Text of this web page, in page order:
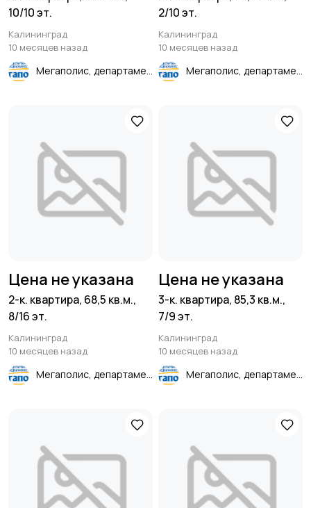
10/10 эт.
Калининград
10 месяцев назад
Мегаполис, департамент недвижимости
2/10 эт.
Калининград
10 месяцев назад
Мегаполис, департамент недвижимости
Цена не указана
2-к. квартира, 68,5 кв.м.,
8/16 эт.
Калининград
10 месяцев назад
Мегаполис, департамент недвижимости
Цена не указана
3-к. квартира, 85,3 кв.м.,
7/9 эт.
Калининград
10 месяцев назад
Мегаполис, департамент недвижимости